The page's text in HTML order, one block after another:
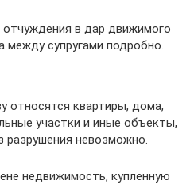
в дар движимого
супругами подробно.
относятся квартиры, дома,
участки и иные объекты,
невозможно.
недвижимость, купленную